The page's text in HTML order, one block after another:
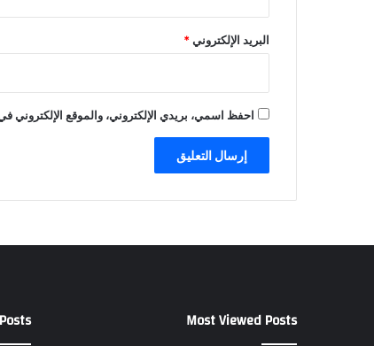
البريد الإلكتروني*
احفظ اسمي، بريدي الإلكتروني، والموقع الإلكتروني
Most Viewed Posts